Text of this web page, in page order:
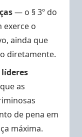
— o § 3º do
exerce o
ainda que
diretamente.
as
de pena em
máxima.